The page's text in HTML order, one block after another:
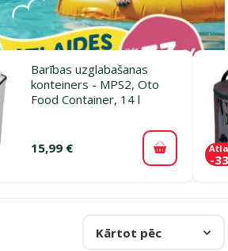
Barības uzglabašanas
konteiners - MPS2, Oto
Food Container, 14 l
15,99 € Pievienot
-
Kārtot pēc